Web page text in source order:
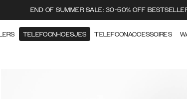
END OF SUMMER SALE: 30-50% OFF
TELEFOONHOESJES TELEFOONACCESSOIRES